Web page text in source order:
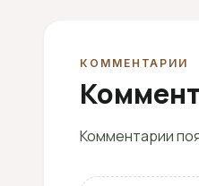
КОММЕНТАРИИ
Комментарии